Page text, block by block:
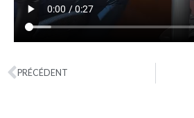
Précédent
PRÉCÉDENT